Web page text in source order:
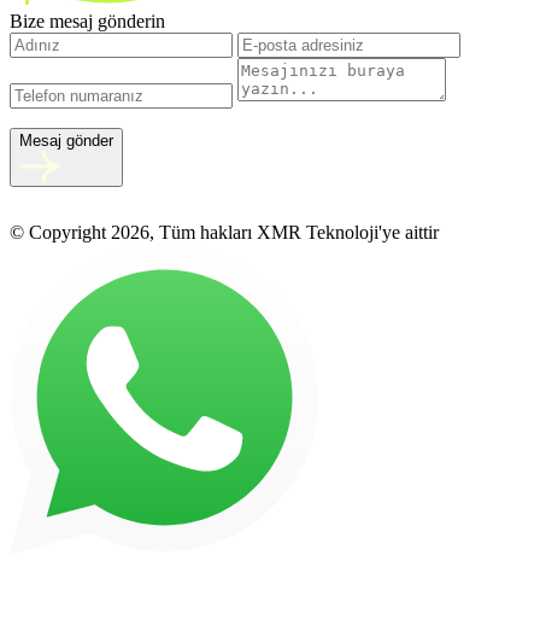
Bize mesaj gönderin
Mesaj gönder
© Copyright 2026, Tüm hakları XMR Teknoloji'ye aittir